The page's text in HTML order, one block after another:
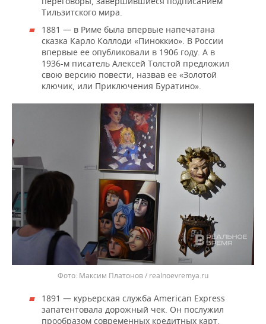
Тильзитского мира.
1881 — в Риме была впервые напечатана
сказка Карло Коллоди «Пиноккио». В России
впервые ее опубликовали в 1906 году. А в
1936-м писатель Алексей Толстой предложил
свою версию повести, назвав ее «Золотой
ключик, или Приключения Буратино».
Максим Платонов / realnoevremya.ru
1891 — курьерская служба American Express
запатентовала дорожный чек. Он послужил
прообразом современных кредитных карт.